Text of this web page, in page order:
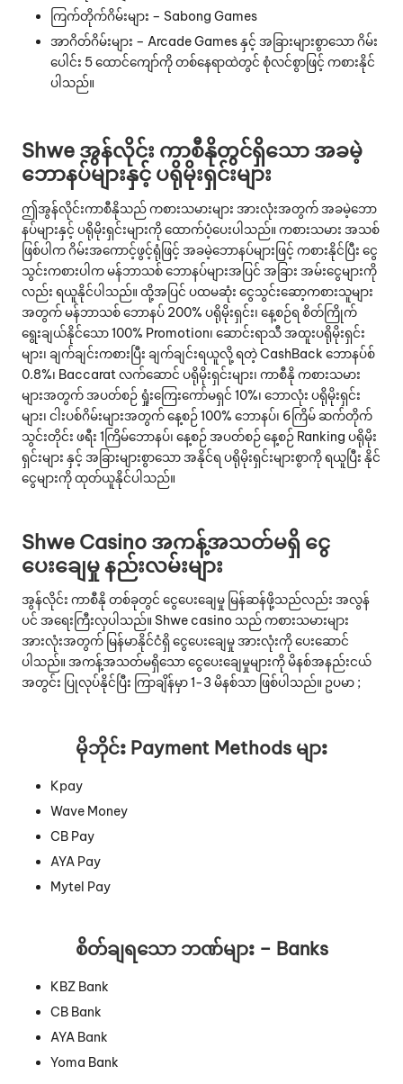
ကြက်တိုက်ဂိမ်းများ – Sabong Games
အာဂိတ်ဂိမ်းများ – Arcade Games နှင့် အခြားများစွာသော ဂိမ်း
ပေါင်း 5‌‌ ထောင်ကျော်ကို တစ်နေရာထဲတွင် စုံလင်စွာဖြင့် ကစားနိုင်
ပါသည်။
Shwe အွန်လိုင်း ကာစီနိုတွင်ရှိသော အခမဲ့
ဘောနပ်များနှင့် ပရိုမိုးရှင်းများ
ဤအွန်လိုင်းကာစီနိုသည် ကစားသမားများ အားလုံးအတွက် အခမဲ့ဘော
နပ်များနှင့် ပရိုမိုးရှင်းများကို ထောက်ပံ့ပေးပါသည်။ ကစားသမား အသစ်
ဖြစ်ပါက ဂိမ်းအကောင့်ဖွင့်ရုံဖြင့် အခမဲ့ဘောနပ်များဖြင့် ကစားနိုင်ပြီး ငွေ
သွင်းကစားပါက မန်ဘာသစ် ‌ဘောနပ်များအပြင် အခြား အမ်းငွေများကို
လည်း ရယူနိုင်ပါသည်။ ထို့အပြင် ပထမဆုံး ငွေသွင်းဆော့ကစားသူများ
အတွက် မန်ဘာသစ် ဘောနပ် 200% ပရိုမိုးရှင်း၊ နေ့စဉ်ရ စိတ်ကြိုက်
ရွေးချယ်နိုင်သော 100% Promotion၊ ‌ဆောင်းရာသီ အထူးပရိုမိုးရှင်း
များ၊ ချက်ချင်းကစားပြီး ချက်ချင်းရယူလို့ ရတဲ့ CashBack ဘောနပ်စ်
0.8%၊ Baccarat လက်ဆောင် ပရိုမိုးရှင်းများ၊ ကာစီနို ကစားသမား
များအတွက် အပတ်စဉ် ရှုံးကြေးကော်မရှင် 10%၊ ဘောလုံး ပရိုမိုးရှင်း
များ၊ ငါးပစ်ဂိမ်းများအတွက် နေ့စဉ် 100% ဘောနပ်၊ 6ကြိမ် ဆက်တိုက်
သွင်းတိုင်း ဖရီး 1ကြိမ်ဘောနပ်၊ နေ့စဉ် အပတ်စဉ် နေ့စဉ် Ranking ပရိုမိုး
ရှင်းများ နှင့် အခြားများစွာသော အနိုင်ရ ပရိုမိုးရှင်းများစွာကို ရယူပြီး နိုင်
ငွေများကို ထုတ်ယူနိုင်ပါသည်။
Shwe Casino အကန့်အသတ်မရှိ ငွေ
ပေးချေမှု နည်းလမ်းများ
အွန်လိုင်း ကာစီနို တစ်ခုတွင် ငွေပေးချေမှု မြန်ဆန်ဖို့သည်လည်း အလွန်
ပင် အရေးကြီးလှပါသည်။ Shwe casino သည် ကစားသမားများ
အားလုံးအတွက် မြန်မာနိုင်ငံရှိ ငွေပေးချေမှု အားလုံးကို ပေးဆောင်
ပါသည်။ အကန့်အသတ်မရှိသော ငွေပေးချေမှုများကို မိနစ်အနည်းငယ်
အတွင်း ပြုလုပ်နိုင်ပြီး ကြာချိန်မှာ 1-3 မိနစ်သာ ဖြစ်ပါသည်။ ဥပမာ ;
မိုဘိုင်း Payment Methods များ
Kpay
Wave Money
CB Pay
AYA Pay
Mytel Pay
စိတ်ချရသော ဘဏ်များ – Banks
KBZ Bank
CB Bank
AYA Bank
Yoma Bank